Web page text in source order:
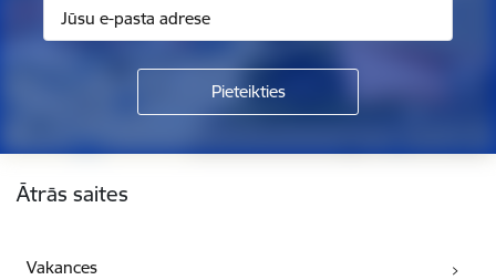
Ātrās saites
Vakances